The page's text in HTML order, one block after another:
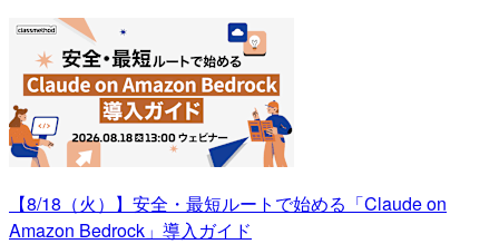
【8/18（火）】安全・最短ルートで始める「Claude on
Amazon Bedrock」導入ガイド